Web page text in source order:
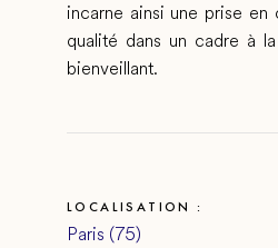
incarne ainsi une prise
qualité dans un cadre à
bienveillant.
LOCALISATION :
Paris (75)